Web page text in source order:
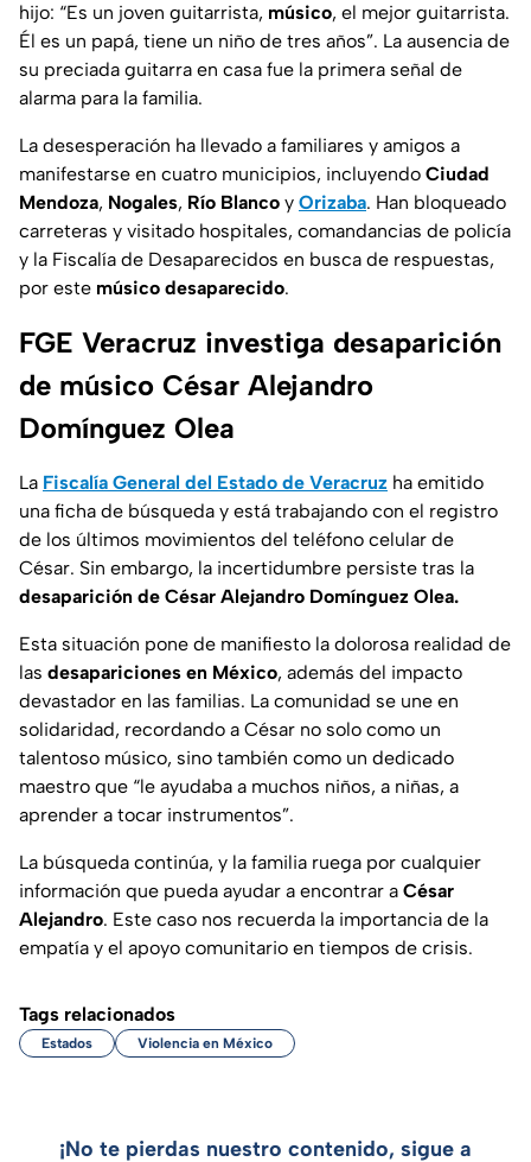
hijo: “Es un joven guitarrista, músico, el mejor guitarrista.
Él es un papá, tiene un niño de tres años”. La ausencia de
su preciada guitarra en casa fue la primera señal de
alarma para la familia.
La desesperación ha llevado a familiares y amigos a
manifestarse en cuatro municipios, incluyendo Ciudad
Mendoza, Nogales, Río Blanco y Orizaba. Han bloqueado
carreteras y visitado hospitales, comandancias de policía
y la Fiscalía de Desaparecidos en busca de respuestas,
por este músico desaparecido.
FGE Veracruz investiga desaparición
de músico César Alejandro
Domínguez Olea
La Fiscalía General del Estado de Veracruz ha emitido
una ficha de búsqueda y está trabajando con el registro
de los últimos movimientos del teléfono celular de
César. Sin embargo, la incertidumbre persiste tras la
desaparición de César Alejandro Domínguez Olea.
Esta situación pone de manifiesto la dolorosa realidad de
las desapariciones en México, además del impacto
devastador en las familias. La comunidad se une en
solidaridad, recordando a César no solo como un
talentoso músico, sino también como un dedicado
maestro que “le ayudaba a muchos niños, a niñas, a
aprender a tocar instrumentos”.
La búsqueda continúa, y la familia ruega por cualquier
información que pueda ayudar a encontrar a César
Alejandro. Este caso nos recuerda la importancia de la
empatía y el apoyo comunitario en tiempos de crisis.
Tags relacionados
Estados Violencia en México
¡No te pierdas nuestro contenido, sigue a